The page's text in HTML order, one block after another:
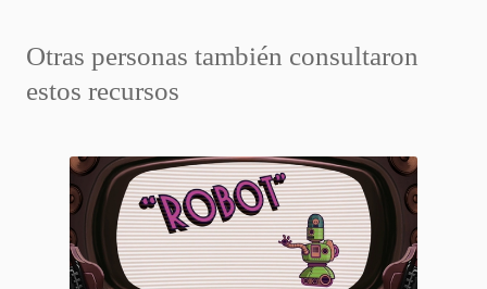
Otras personas también consultaron
estos recursos